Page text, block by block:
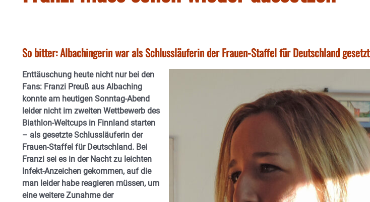
So bitter: Albachingerin war als Schlussläuferin der Frauen-Staffel für Deutschland gesetzt
Enttäuschung heute nicht nur bei den
Fans: Franzi Preuß aus Albaching
konnte am heutigen Sonntag-Abend
leider nicht im zweiten Wettbewerb des
Biathlon-Weltcups in Finnland starten
– als gesetzte Schlussläuferin der
Frauen-Staffel für Deutschland. Bei
Franzi sei es in der Nacht zu leichten
Infekt-Anzeichen gekommen, auf die
man leider habe reagieren müssen, um
eine weitere Zunahme der